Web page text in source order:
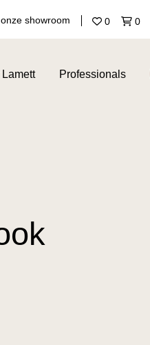
onze showroom 0 0
Professionals